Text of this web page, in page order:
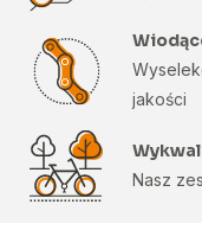
jakości
Nasz